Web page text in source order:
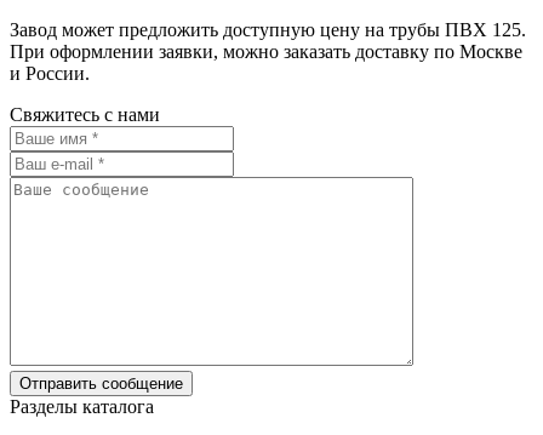
Завод может предложить доступную цену на трубы ПВХ 125.
При оформлении заявки, можно заказать доставку по Москве
и России.
Свяжитесь с нами
Разделы каталога